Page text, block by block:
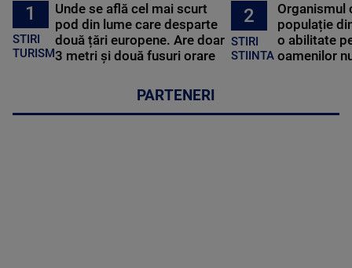
1
STIRI
TURISM
Unde se află cel mai scurt
pod din lume care desparte
două țări europene. Are doar
3 metri și două fusuri orare
2
STIRI
STIINTA
Organismul
populație
o abilitate
oamenilor
PARTENERI